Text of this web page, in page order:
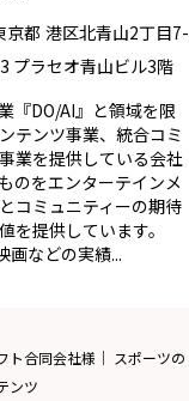
京都 港区北青山2丁目7-
プラセオ青山ビル3階
『DO/AI』と領域を限
テンツ事業、統合コミ
業を提供している会社
のをエンターテインメ
コミュニティーの期待
を提供しています。
画などの実績...
ト合同会社様｜ スポーツの
ンツ